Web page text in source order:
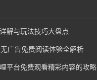
解与玩法技巧大盘点
广告免费阅读体验全解析
平台免费观看精彩内容的攻略